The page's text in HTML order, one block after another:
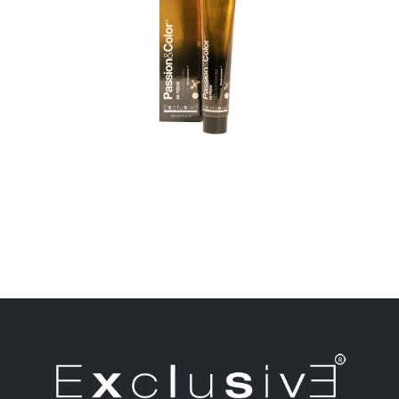
MenuTINTE HI – TECH PERMANENT COLOR
CREMEOXY CREAM TINTE HI - TECH PERMANENT
COLOR CREME Coloración profesional de última
generación especialista en cuidado del...